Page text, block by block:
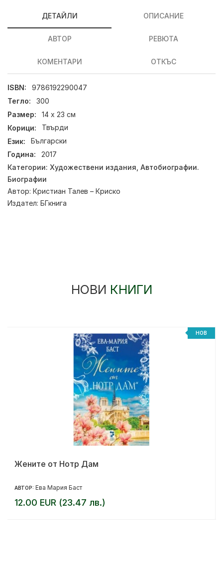
ДЕТАЙЛИ ОПИСАНИЕ
АВТОР РЕВЮТА
КОМЕНТАРИ ОТКЪС
ISBN:
9786192290047
Тегло:
300
Размер:
14 x 23 см
Корици:
Твърди
Език:
Български
Година:
2017
Категории: Художествени издания Автобиографии.
Биографии
Автор: Кристиан Талев – Криско
Издател: БГкнига
НОВИ КНИГИ
НОВ
Жените от Нотр Дам
АВТОР: Ева Мария Баст
12.00 EUR (23.47 лв.)